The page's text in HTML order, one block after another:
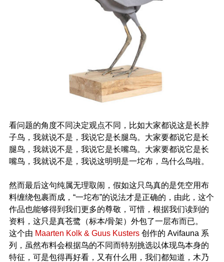
看问题的角度不同决定观点不同，比如大家都说这是长脖
子鸟，我就说不是，我说它是长腿鸟。大家要都说它是长
腿鸟，我就说不是，我说它是长嘴鸟。大家要都说它是长
嘴鸟，我就说不是，我说这明明是一坨布，鸟什么鸟啦。
然而最后这句纯属无理取闹，假如这只鸟真的是凭空用布
料缠绕包裹而成，“一坨布”的说法才是正确的，由此，这个
作品也能够得到我们更多的尊敬，可惜，根据我们读到的
资料，这只是真苍鹭（标本/骨架）外包了一层布而已。
这个由 Maarten Kolk & Guus Kusters创作的 Avifauna 系
列，虽然布料会根据鸟的不同而特别挑选以体现鸟本身的
特征，可是包得再好看，又有什么用，我们都知道，木乃